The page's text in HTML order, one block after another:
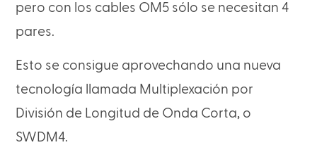
pero con los cables OM5 sólo se necesitan 4
pares.
Esto se consigue aprovechando una nueva
tecnología llamada Multiplexación por
División de Longitud de Onda Corta, o
SWDM4.